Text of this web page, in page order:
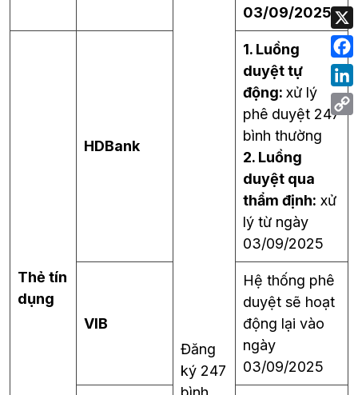
Đăng
ký 247
03/09/2025
Thẻ tín
dụng
HDBank
1. Luồng
duyệt tự
động: xử lý
phê duyệt 247
bình thường
2. Luồng
duyệt qua
thẩm định: xử
lý từ ngày
03/09/2025
VIB
Hệ thống phê
duyệt sẽ hoạt
động lại vào
ngày
03/09/2025